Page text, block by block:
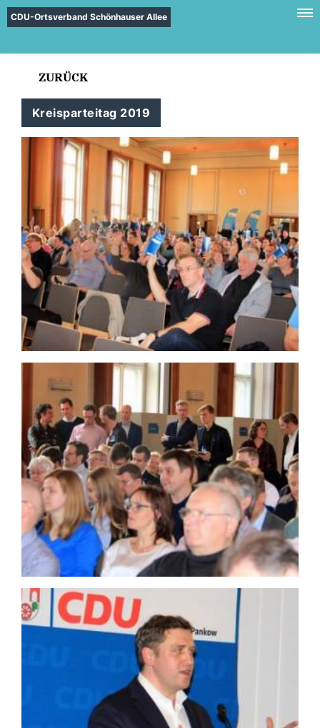
CDU-Ortsverband Schönhauser Allee
ZURÜCK
Kreisparteitag 2019